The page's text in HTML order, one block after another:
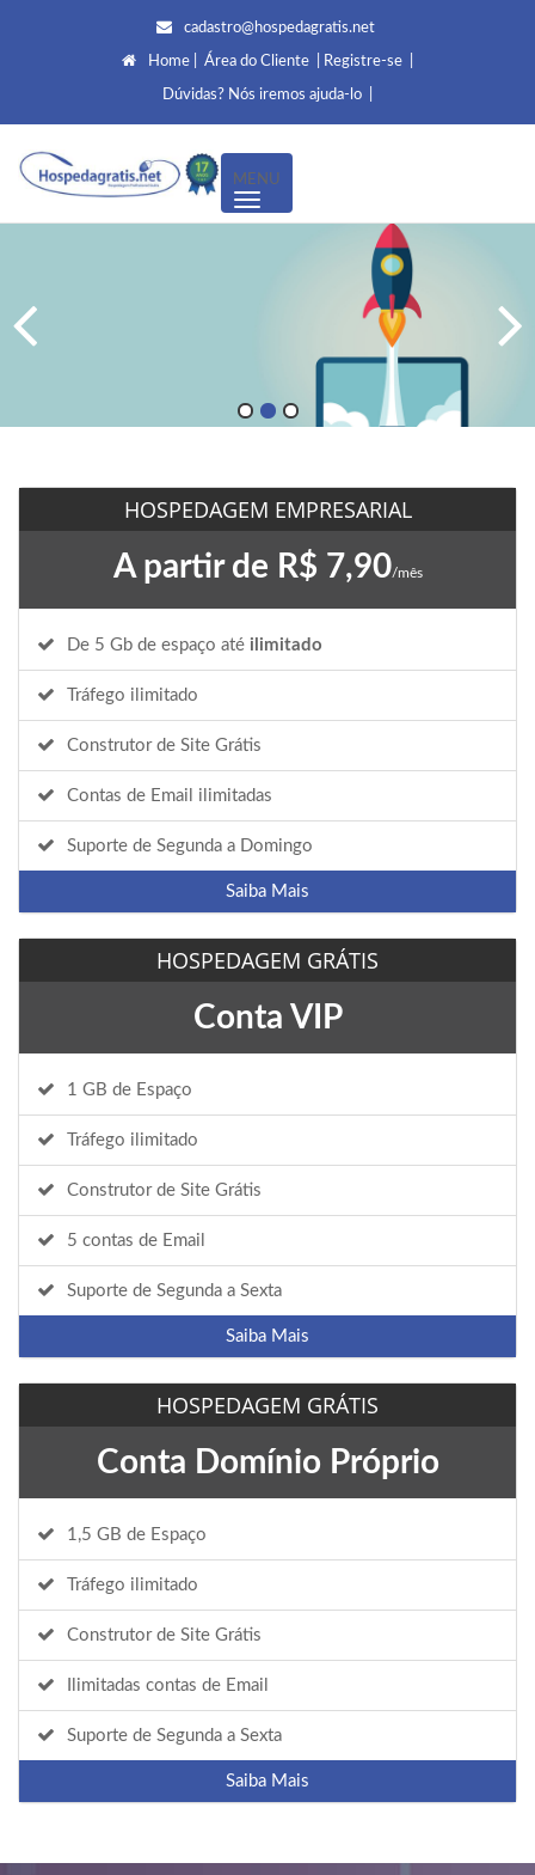
cadastro@hospedagratis.net
Home | Área do Cliente Registre-se
Dúvidas? Nós iremos ajuda-lo
MENU
HOSPEDAGEM EMPRESARIAL
A partir de R$ 7,90/mês
De 5 Gb de espaço até ilimitado
Tráfego ilimitado
Construtor de Site Grátis
Contas de Email ilimitadas
Suporte de Segunda a Domingo
Saiba Mais
HOSPEDAGEM GRÁTIS
Conta VIP
1 GB de Espaço
Tráfego ilimitado
Construtor de Site Grátis
5 contas de Email
Suporte de Segunda a Sexta
Saiba Mais
HOSPEDAGEM GRÁTIS
Conta Domínio Próprio
1,5 GB de Espaço
Tráfego ilimitado
Construtor de Site Grátis
Ilimitadas contas de Email
Suporte de Segunda a Sexta
Saiba Mais